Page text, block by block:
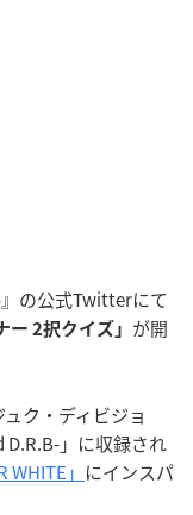
の公式Twitterにて
2択クイズ」 が開
ク・ディビジョ
D.R.B-」に収録され
WHITE」 にインスパ